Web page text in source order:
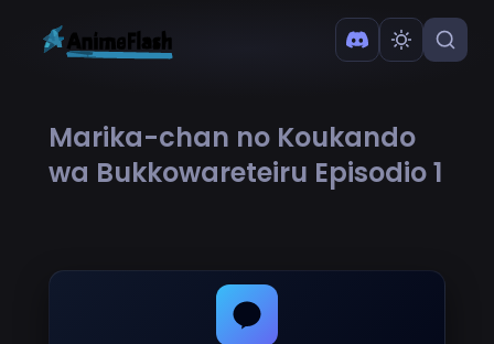
Marika-chan no Koukando
wa Bukkowareteiru Episodio 1